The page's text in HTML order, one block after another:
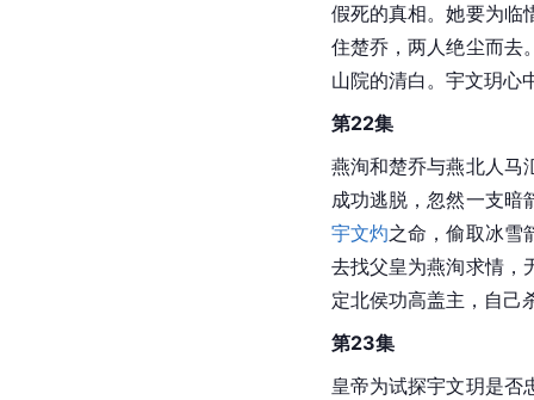
假死的真相。她要为临
住楚乔，两人绝尘而去
山院的清白。宇文玥心
第22集
燕洵和楚乔与燕北人马
成功逃脱，忽然一支暗
宇文灼之命，偷取冰雪
去找父皇为燕洵求情，
定北侯功高盖主，自己
第23集
皇帝为试探宇文玥是否